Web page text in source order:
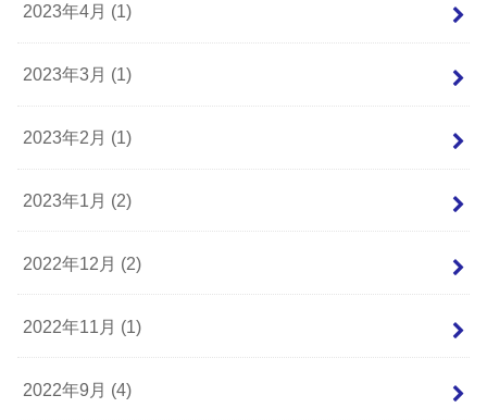
2023年4月 (1)
2023年3月 (1)
2023年2月 (1)
2023年1月 (2)
2022年12月 (2)
2022年11月 (1)
2022年9月 (4)